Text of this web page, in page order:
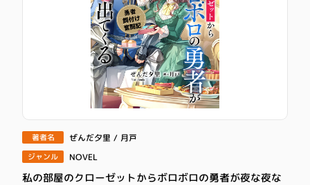
著者名 ぜんだ夕里 / 月戸
ジャンル NOVEL
私の部屋のクローゼットからボロボロの勇者が夜な夜な